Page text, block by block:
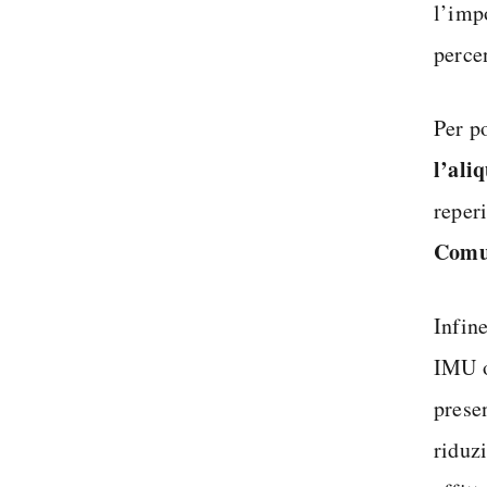
Per
IMU